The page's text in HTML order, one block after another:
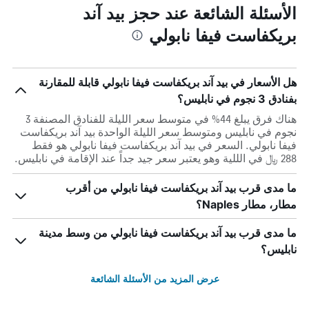
الأسئلة الشائعة عند حجز بيد آند
بريكفاست فيفا نابولي
هل الأسعار في بيد آند بريكفاست فيفا نابولي قابلة للمقارنة
بفنادق 3 نجوم في نابليس؟
هناك فرق يبلغ 44% في متوسط ​​سعر الليلة للفنادق المصنفة 3
نجوم في نابليس ومتوسط ​​سعر الليلة الواحدة بيد آند بريكفاست
فيفا نابولي. السعر في بيد آند بريكفاست فيفا نابولي هو فقط
288 ﷼ في الللية وهو يعتبر سعر جيد جداً عند الإقامة في نابليس.
ما مدى قرب بيد آند بريكفاست فيفا نابولي من أقرب
مطار، مطار Naples؟
ما مدى قرب بيد آند بريكفاست فيفا نابولي من وسط مدينة
نابليس؟
عرض المزيد من الأسئلة الشائعة